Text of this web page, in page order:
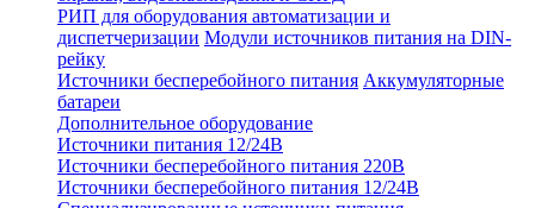
РИП для оборудования автоматизации и
диспетчеризации Модули источников питания на DIN-
рейку
Источники бесперебойного питания Аккумуляторные
батареи
Дополнительное оборудование
Источники питания 12/24В
Источники бесперебойного питания 220В
Источники бесперебойного питания 12/24В